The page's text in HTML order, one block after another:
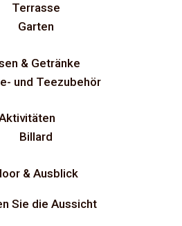
Terrasse
Garten
& Getränke
und Teezubehör
Billard
& Ausblick
Sie die Aussicht